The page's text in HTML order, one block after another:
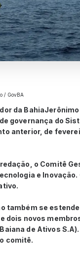
/ GovBA
da
governança do
anterior, de
o Comitê
e
também se
dois novos
de Ativos
comitê.